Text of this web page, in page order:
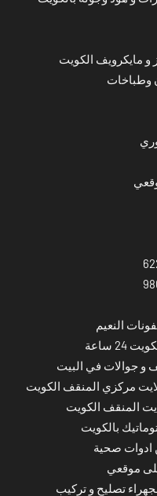
و مايكرويف الكويت
وطباخات
النعيم
ساعة
و جوالات في البيت
مركزي المنقف الكويت
المنقف الكويت
بالكويت
صحية
موقعي
تصليح و تركيب